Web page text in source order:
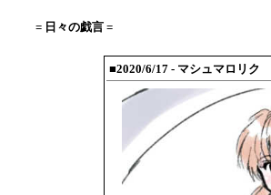
= 日々の戯言 =
■2020/6/17 - マシュマロリク